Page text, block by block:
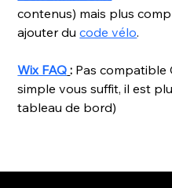
contenus) mais plus
ajouter du code vélo.
Wix FAQ : Pas compatible
simple vous suffit, il est
tableau de bord)